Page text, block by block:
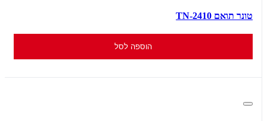
טונר תואם TN-2410
הוספה לסל